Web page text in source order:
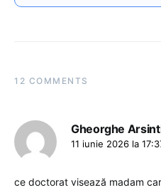
12 COMMENTS
Gheorghe
11 iunie 2026 la
ce doctorat visează madam